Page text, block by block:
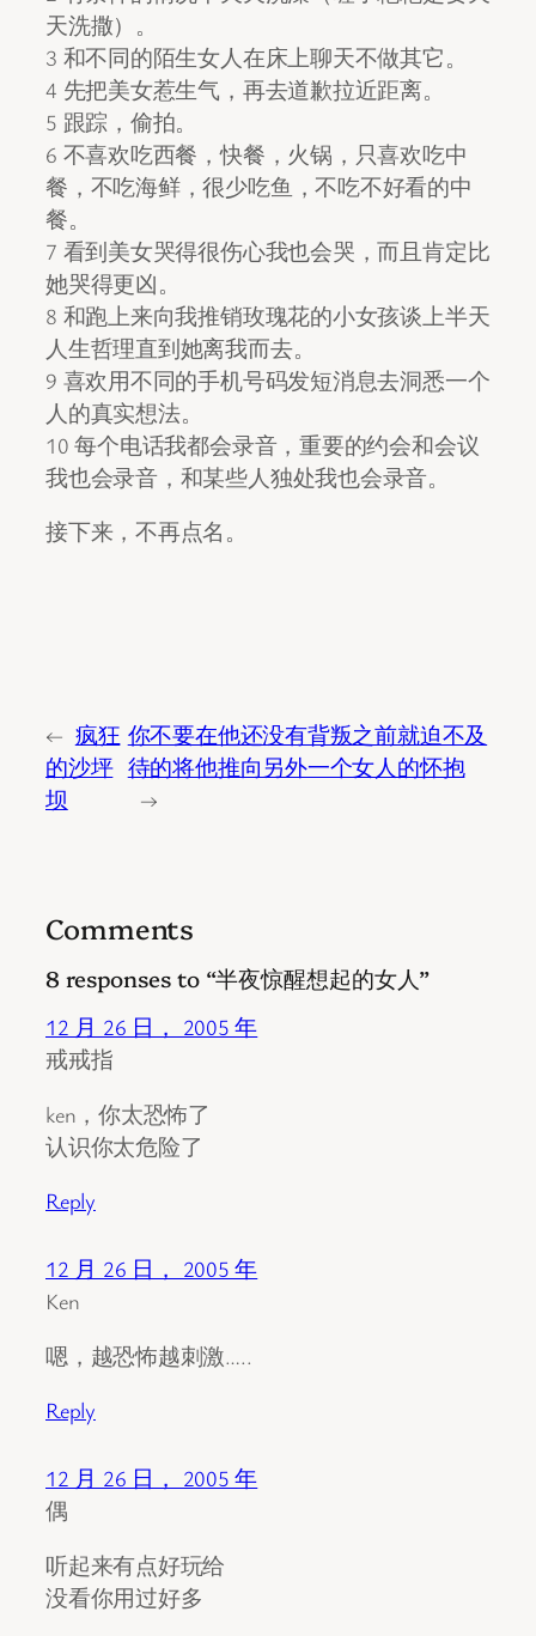
天洗撒）。
3 和不同的陌生女人在床上聊天不做其它。
4 先把美女惹生气，再去道歉拉近距离。
5 跟踪，偷拍。
6 不喜欢吃西餐，快餐，火锅，只喜欢吃中
餐，不吃海鲜，很少吃鱼，不吃不好看的中
餐。
7 看到美女哭得很伤心我也会哭，而且肯定比
她哭得更凶。
8 和跑上来向我推销玫瑰花的小女孩谈上半天
人生哲理直到她离我而去。
9 喜欢用不同的手机号码发短消息去洞悉一个
人的真实想法。
10 每个电话我都会录音，重要的约会和会议
我也会录音，和某些人独处我也会录音。
接下来，不再点名。
← 疯狂
的沙坪
坝
你不要在他还没有背叛之前就迫不及
待的将他推向另外一个女人的怀抱
→
Comments
8 responses to “半夜惊醒想起的女人”
12 月 26 日， 2005 年
戒戒指
ken，你太恐怖了
认识你太危险了
Reply
12 月 26 日， 2005 年
Ken
嗯，越恐怖越刺激…..
Reply
12 月 26 日， 2005 年
偶
听起来有点好玩给
没看你用过好多